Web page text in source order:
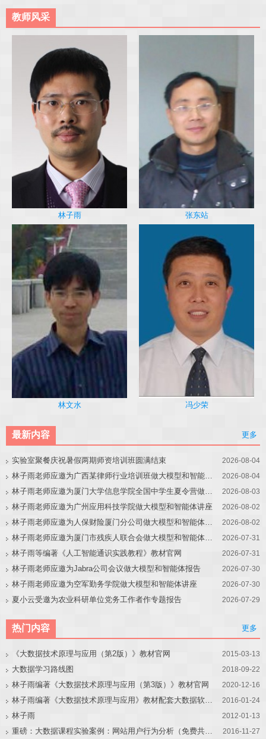
教师风采
林子雨 张东站
林文水 冯少荣
最新内容 更多
实验室聚餐庆祝暑假两期师资培训班圆满结束 2026-08-04
林子雨老师应邀为广西某律师行业培训班做大模型和智能体讲座 2026-08-04
林子雨老师应邀为厦门大学信息学院全国中学生夏令营做大模型讲座 2026-08-03
林子雨老师应邀为广州应用科技学院做大模型和智能体讲座 2026-08-02
林子雨老师应邀为人保财险厦门分公司做大模型和智能体讲座 2026-08-02
林子雨老师应邀为厦门市残疾人联合会做大模型和智能体讲座 2026-07-31
林子雨等编著《人工智能通识实践教程》教材官网 2026-07-31
林子雨老师应邀为Jabra公司会议做大模型和智能体报告 2026-07-30
林子雨老师应邀为空军勤务学院做大模型和智能体讲座 2026-07-30
夏小云受邀为农业科研单位党务工作者作专题报告 2026-07-29
热门内容 更多
《大数据技术原理与应用（第2版）》教材官网 2015-03-13
大数据学习路线图 2018-09-22
林子雨编著《大数据技术原理与应用（第3版）》教材官网 2020-12-16
林子雨编著《大数据技术原理与应用》教材配套大数据软件安装和编程实践指南 2016-01-24
林子雨 2012-01-13
重磅：大数据课程实验案例：网站用户行为分析（免费共享） 2016-11-27